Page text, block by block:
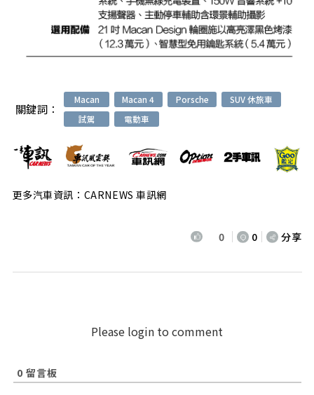
關鍵詞：
Macan Macan 4 Porsche
SUV 休旅車
試駕
電動車
更多汽車資訊：CARNEWS 車訊網
0 0 分享
Please login to comment
0 留言板